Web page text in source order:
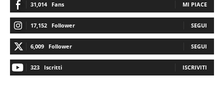
31,014 Fans MI PIACE
17,152 Follower SEGUI
6,009 Follower SEGUI
323 Iscritti ISCRIVITI